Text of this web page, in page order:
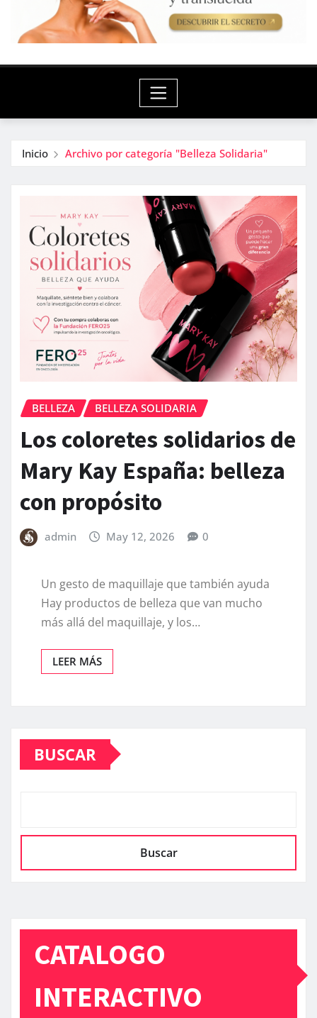
Inicio Archivo por categoría "Belleza Solidaria"
BELLEZA BELLEZA SOLIDARIA
Los coloretes solidarios de
Mary Kay España: belleza
con propósito
admin May 12, 2026 0
Un gesto de maquillaje que también ayuda
Hay productos de belleza que van mucho
más allá del maquillaje, y los…
LEER MÁS
BUSCAR
Buscar
CATALOGO
INTERACTIVO